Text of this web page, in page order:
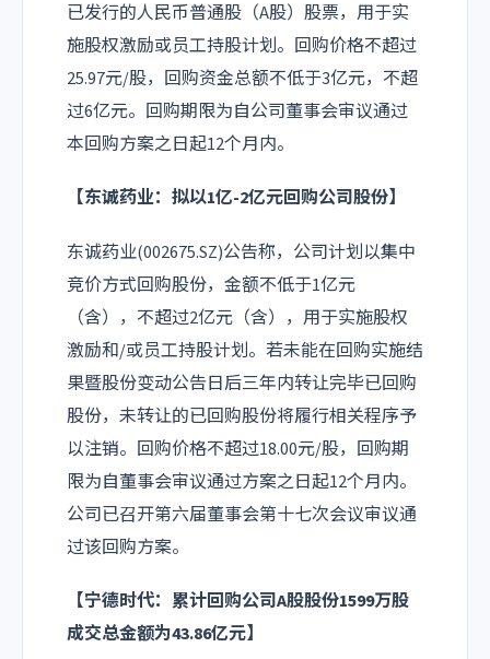
已发行的人民币普通股（A股）股票，用于实
施股权激励或员工持股计划。回购价格不超过
25.97元/股，回购资金总额不低于3亿元，不超
过6亿元。回购期限为自公司董事会审议通过
本回购方案之日起12个月内。
【东诚药业：拟以1亿-2亿元回购公司股份】
东诚药业(002675.SZ)公告称，公司计划以集中
竞价方式回购股份，金额不低于1亿元
（含），不超过2亿元（含），用于实施股权
激励和/或员工持股计划。若未能在回购实施结
果暨股份变动公告日后三年内转让完毕已回购
股份，未转让的已回购股份将履行相关程序予
以注销。回购价格不超过18.00元/股，回购期
限为自董事会审议通过方案之日起12个月内。
公司已召开第六届董事会第十七次会议审议通
过该回购方案。
【宁德时代：累计回购公司A股股份1599万股
成交总金额为43.86亿元】